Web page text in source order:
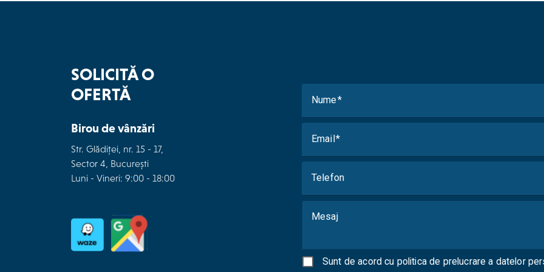
SOLICITĂ O
OFERTĂ
Birou de vânzări
Str. Glădiței, nr. 15 - 17,
Sector 4, București
Luni - Vineri: 9:00 - 18:00
Nume
Email
Telefon
Mesaj
Sunt de acord cu politica de prelucrare a datelor